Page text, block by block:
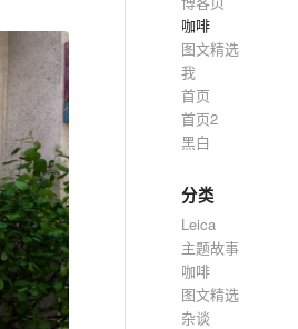
咖啡
图文精选
我
首页
首页2
黑白
分类
Leica
主题故事
咖啡
图文精选
杂谈